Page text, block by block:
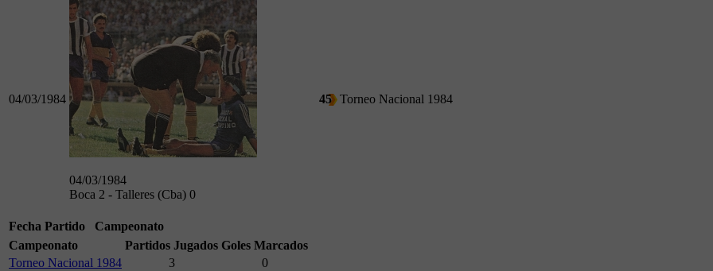
04/03/1984
04/03/1984
Boca 2 - Talleres (Cba) 0
45 Torneo Nacional 1984
Fecha Partido
Campeonato
Campeonato
Partidos Jugados Goles Marcados
Torneo Nacional 1984
3
0